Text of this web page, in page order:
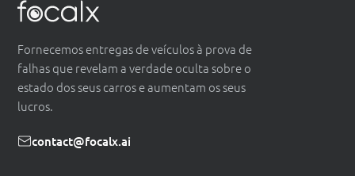
Fornecemos entregas de veículos à prova de
falhas que revelam a verdade oculta sobre o
estado dos seus carros e aumentam os seus
lucros.
contact@focalx.ai